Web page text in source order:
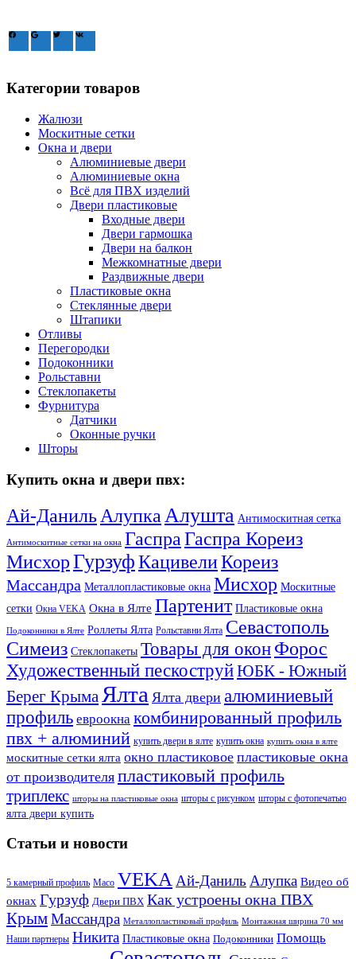
Категории товаров
Жалюзи
Москитные сетки
Окна и двери
Алюминиевые двери
Алюминиевые окна
Всё для ПВХ изделий
Двери пластиковые
Входные двери
Двери гармошка
Двери на балкон
Межкомнатные двери
Раздвижные двери
Пластиковые окна
Стеклянные двери
Штапики
Отливы
Перегородки
Подоконники
Рольставни
Стеклопакеты
Фурнитура
Датчики
Оконные ручки
Шторы
Купить окна и двери пвх:
Ай-Даниль Алупка Алушта Антимоскитная сетка
Антимоскитные сетки на окна Гаспра Гаспра Кореиз
МисхорГурзуфКацивелиКореиз
Массандра Металлопластиковые окна Мисхор Москитные
сетки Окна VEKA Окна в Ялте Партенит Пластиковые окна
Подоконники в Ялте Роллеты Ялта Рольставни Ялта Севастополь
Симеиз Стеклопакеты Товары для окон Форос
Художественный пескоструйЮБК - Южный
Берег Крыма Ялта Ялта двери алюминиевый
профиль евроокна комбинированный профиль
пвх + алюминий купить двери в ялте купить окна купить окна в ялте
москитные сетки ялта окно пластиковое пластиковые окна
от производителя пластиковый профиль
триплекс шторы на пластиковые окна шторы с рисунком шторы с фотопечатью
ялта двери купить
Статьи и новости
5 камерный профиль Maco VEKA Ай-Даниль Алупка Видео об
окнах Гурзуф Двери ПВХ Как устроены окна ПВХ
КрымМассандра Металлопластиковый профиль Монтажная ширина 70 мм
Наши партнеры Никита Пластиковые окна Подоконники Помощь